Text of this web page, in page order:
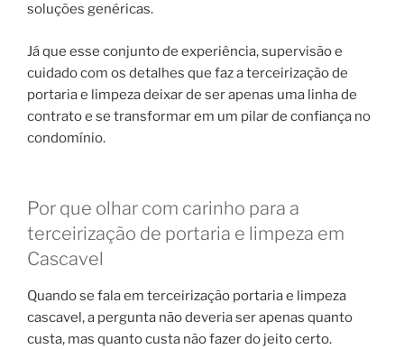
soluções genéricas.
Já que esse conjunto de experiência, supervisão e
cuidado com os detalhes que faz a terceirização de
portaria e limpeza deixar de ser apenas uma linha de
contrato e se transformar em um pilar de confiança no
condomínio.
Por que olhar com carinho para a
terceirização de portaria e limpeza em
Cascavel
Quando se fala em terceirização portaria e limpeza
cascavel, a pergunta não deveria ser apenas quanto
custa, mas quanto custa não fazer do jeito certo.